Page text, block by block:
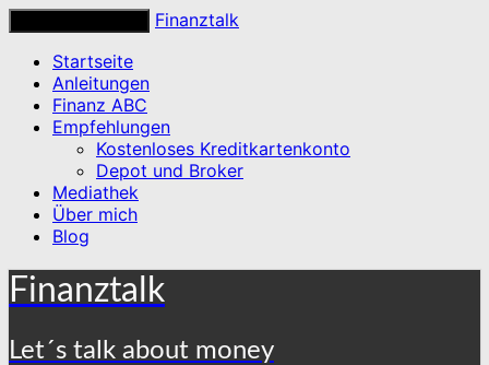
Finanztalk
Startseite
Anleitungen
Finanz ABC
Empfehlungen
Kostenloses Kreditkartenkonto
Depot und Broker
Mediathek
Über mich
Blog
Finanztalk
Let´s talk about money